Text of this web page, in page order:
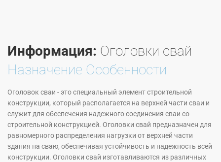
Информация: Оголовки свай
Назначение Особенности
Оголовок сваи - это специальный элемент строительной
конструкции, который располагается на верхней части сваи и
служит для обеспечения надежного соединения сваи со
строительной конструкцией. Оголовки свай предназначен для
равномерного распределения нагрузки от верхней части
здания на сваю, обеспечивая устойчивость и надежность всей
конструкции. Оголовки свай изготавливаются из различных